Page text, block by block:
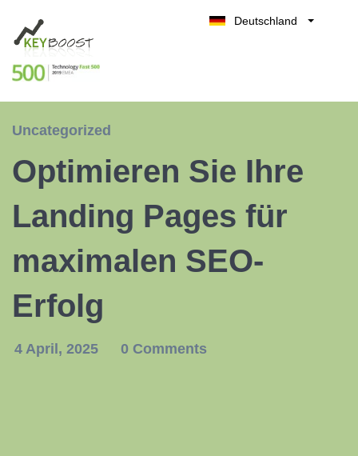
Deutschland
España
Uncategorized
Optimieren Sie Ihre
Landing Pages für
maximalen SEO-
Erfolg
4 April, 2025 0 Comments